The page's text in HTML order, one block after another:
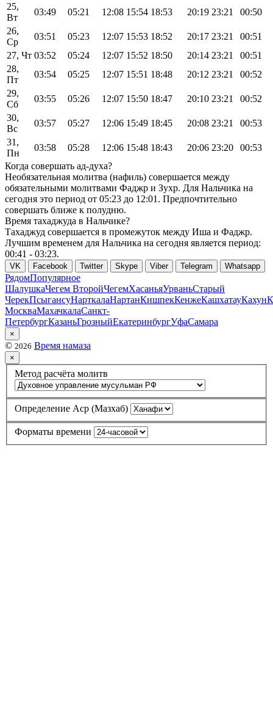
25,
Вт
03:49 05:21 12:08 15:54 18:53 20:19 23:21
00:50
26,
Ср
03:51 05:23 12:07 15:53 18:52 20:17 23:21
00:51
27, Чт 03:52 05:24 12:07 15:52 18:50 20:14 23:21
00:51
28,
Пт
03:54 05:25 12:07 15:51 18:48 20:12 23:21
00:52
29,
Сб
03:55 05:26 12:07 15:50 18:47 20:10 23:21
00:52
30,
Вс
03:57 05:27 12:06 15:49 18:45 20:08 23:21
00:53
31,
Пн
03:58 05:28 12:06 15:48 18:43 20:06 23:20
00:53
Когда совершать ад-духа?
Необязательная молитва (нафиль) совершается между
обязательными молитвами Фаджр и Зухр. Для Нальчика на
сегодня это период от 05:23 до 12:01 . Предпочтительно
совершать ближе к полудню.
Время тахаджуда в Нальчике?
Тахаджуд совершается в промежуток между Иша и Фаджр.
Лучшим временем для Нальчика на сегодня является период:
00:41 - 03:23.
VK Facebook Twitter Skype Viber Telegram Whatsapp
РядомПопулярное
ШалушкаЧегем ВторойЧегемХасаньяУрваньСтарый
ЧерекПсыгансуНарткалаНартанКишпекКенжеКашхатауКахун
МоскваМахачкалаСанкт-
ПетербургКазаньГрозныйЕкатеринбургУфаСамара
×
© 2026 Время намаза
×
Метод расчёта молитв
Определение Аср (Мазхаб)
Форматы времени